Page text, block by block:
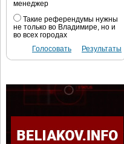
менеджер
Такие референдумы нужны
не только во Владимире, но и
во всех городах
Результаты
Голосовать